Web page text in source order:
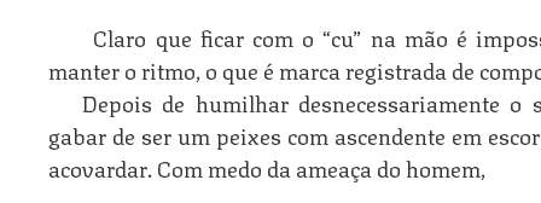
Claro que ficar com o “cu” na mão é
manter o ritmo, o que é marca registrada de
Depois de humilhar desnecessariamente o
gabar de ser um peixes com ascendente em
acovardar. Com medo da ameaça do homem,